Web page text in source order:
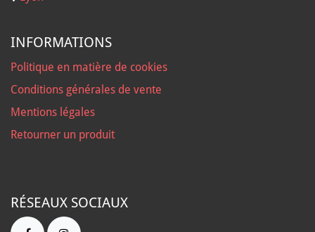
INFORMATIONS
Politique en matière de cookies
Conditions générales de vente
Mentions légales
Retourner un produit
RÉSEAUX SOCIAUX